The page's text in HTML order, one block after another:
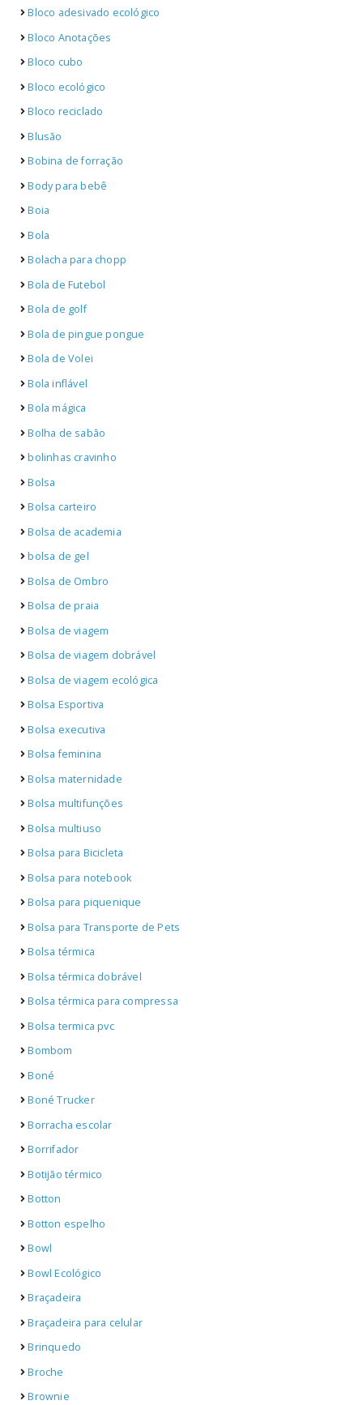
Bloco adesivado ecológico
Bloco Anotações
Bloco cubo
Bloco ecológico
Bloco reciclado
Blusão
Bobina de forração
Body para bebê
Boia
Bola
Bolacha para chopp
Bola de Futebol
Bola de golf
Bola de pingue pongue
Bola de Volei
Bola inflável
Bola mágica
Bolha de sabão
bolinhas cravinho
Bolsa
Bolsa carteiro
Bolsa de academia
bolsa de gel
Bolsa de Ombro
Bolsa de praia
Bolsa de viagem
Bolsa de viagem dobrável
Bolsa de viagem ecológica
Bolsa Esportiva
Bolsa executiva
Bolsa feminina
Bolsa maternidade
Bolsa multifunções
Bolsa multiuso
Bolsa para Bicicleta
Bolsa para notebook
Bolsa para piquenique
Bolsa para Transporte de Pets
Bolsa térmica
Bolsa térmica dobrável
Bolsa térmica para compressa
Bolsa termica pvc
Bombom
Boné
Boné Trucker
Borracha escolar
Borrifador
Botijão térmico
Botton
Botton espelho
Bowl
Bowl Ecológico
Braçadeira
Braçadeira para celular
Brinquedo
Broche
Brownie